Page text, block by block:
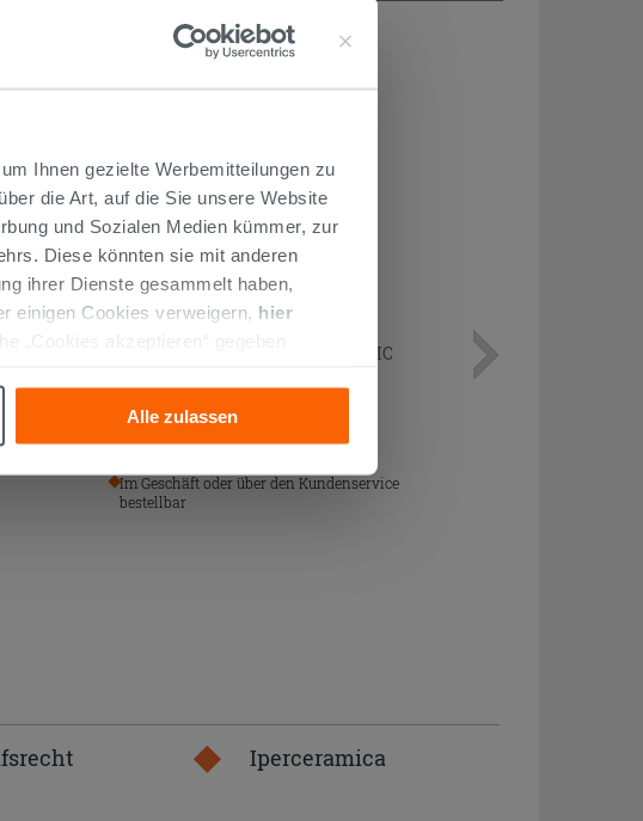
Ihnen gezielte Werbemitteilungen zu
die Art, auf die Sie unsere Website
und Sozialen Medien kümmer, zur
Diese könnten sie mit anderen
ihrer Dienste gesammelt haben,
einigen Cookies verweigern, hier
„Cookies akzeptieren“ gegeben
Alle zulassen
AUCH...
Badezimmer-Hängemöbel CLASSIC
320,00 € /STK.
Im Geschäft oder über den Kundenservice
bestellbar
Iperceramica